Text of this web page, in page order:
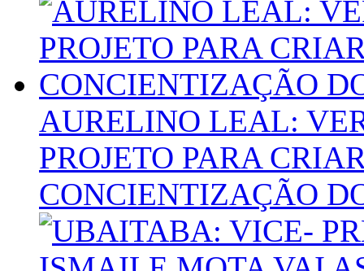
AURELINO LEAL:
PROJETO PARA
CONCIENTIZAÇÃO